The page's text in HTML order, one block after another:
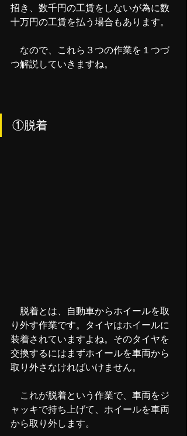
招き、数千円の工賃をしないが為に数
十万円の工賃を払う場合もあります。
なので、これら３つの作業を１つづ
つ解説していきますね。
①脱着
脱着とは、自動車からホイールを取
り外す作業です。タイヤはホイールに
装着されていますよね。そのタイヤを
交換するにはまずホイールを車両から
取り外さなければいけません。
これが脱着という作業で、車両をジ
ャッキで持ち上げて、ホイールを車両
から取り外します。